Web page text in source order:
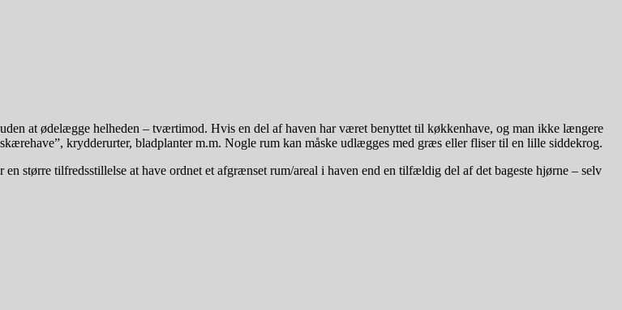
at ødelægge helheden – tværtimod. Hvis en del af haven har været benyttet til køkkenhave, og man ikke længere
krydderurter, bladplanter m.m. Nogle rum kan måske udlægges med græs eller fliser til en lille siddekrog.
større tilfredsstillelse at have ordnet et afgrænset rum/areal i haven end en tilfældig del af det bageste hjørne – selv